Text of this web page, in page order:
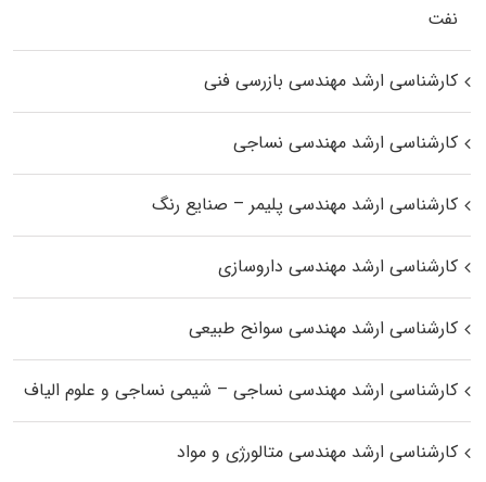
نفت
کارشناسی ارشد مهندسی بازرسی فنی
کارشناسی ارشد مهندسی نساجی
کارشناسی ارشد مهندسی پلیمر – صنایع رنگ
کارشناسی ارشد مهندسی داروسازی
کارشناسی ارشد مهندسی سوانح طبیعی
کارشناسی ارشد مهندسی نساجی – شیمی نساجی و علوم الیاف
کارشناسی ارشد مهندسی متالورژی و مواد